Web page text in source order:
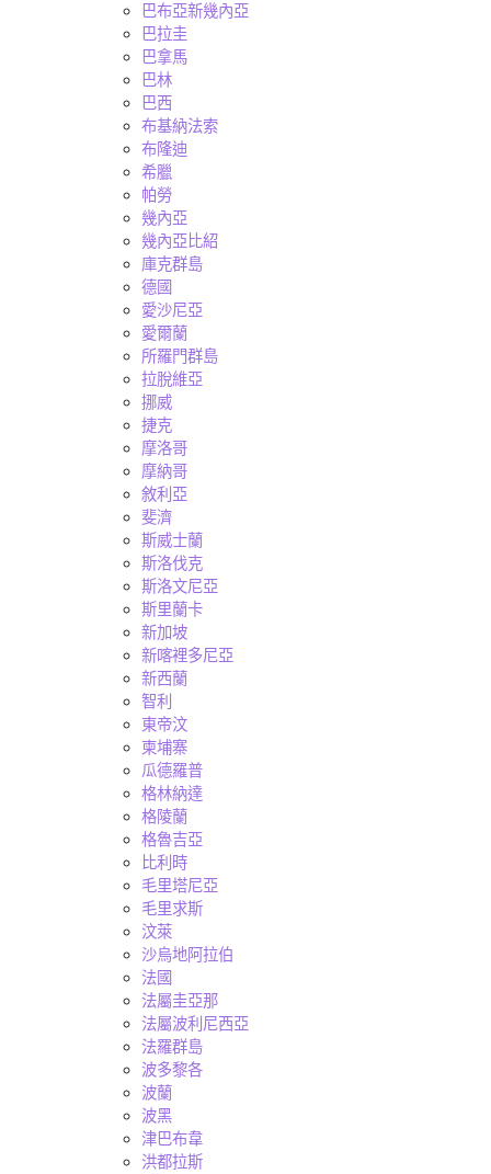
巴布亞新幾內亞
巴拉圭
巴拿馬
巴林
巴西
布基納法索
布隆迪
希臘
帕勞
幾內亞
幾內亞比紹
庫克群島
德國
愛沙尼亞
愛爾蘭
所羅門群島
拉脫維亞
挪威
捷克
摩洛哥
摩納哥
敘利亞
斐濟
斯威士蘭
斯洛伐克
斯洛文尼亞
斯里蘭卡
新加坡
新喀裡多尼亞
新西蘭
智利
東帝汶
柬埔寨
瓜德羅普
格林納達
格陵蘭
格魯吉亞
比利時
毛里塔尼亞
毛里求斯
汶萊
沙烏地阿拉伯
法國
法屬圭亞那
法屬波利尼西亞
法羅群島
波多黎各
波蘭
波黑
津巴布韋
洪都拉斯